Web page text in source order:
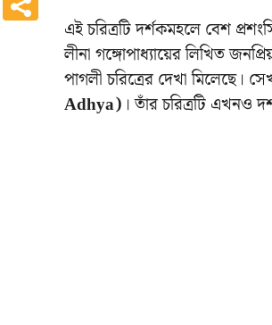
এই চরিত্রটি দর্শকমহলে বেশ
লীনা গঙ্গোপাধ্যায়ের লিখিত
পাগলী চরিত্রের দেখা মিলেছে।
Adhya) । তাঁর চরিত্রটি এখনও